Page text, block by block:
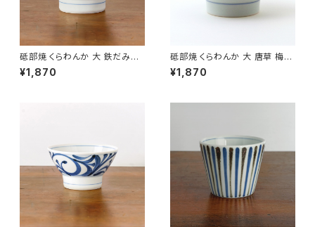
砥部焼 くらわんか 大 鉄だみ呉
須線 口紅入り 梅山窯 愛媛県
【ご飯茶碗】【飯碗】【伝統工芸
¥1,870
砥部焼 くらわんか 大 唐草 梅山
窯 愛媛県【飯碗】【ご飯茶碗】【伝
統工芸品】【民藝品】【ギフト プレ
¥1,870